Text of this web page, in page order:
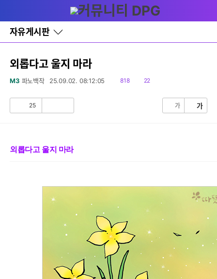
와
홈
자유게시판
바
로
기
레
이
어
외롭다고 울지 마라
M3 파노백작 25.09.02. 08:12:05
읽
818
댓
22
공25 가 가
외롭다고 울지 마라